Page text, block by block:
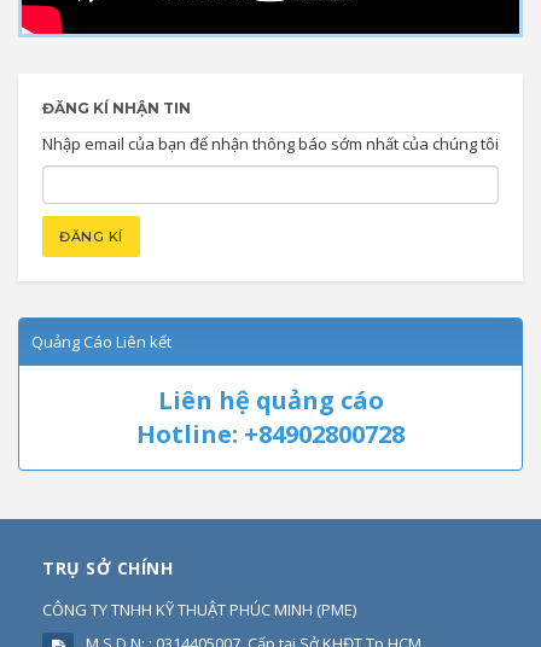
ĐĂNG KÍ NHẬN TIN
Nhập email của bạn để nhận thông báo sớm nhất của chúng tôi
Quảng Cáo Liên kết
Liên hệ quảng cáo
Hotline: +84902800728
TRỤ SỞ CHÍNH
CÔNG TY TNHH KỸ THUẬT PHÚC MINH (PME)